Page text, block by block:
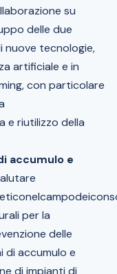
su
delle due
nuove tecnologie,
artificiale e in
con particolare
e riutilizzo della
accumulo e
per la
delle
di accumulo e
di impianti di